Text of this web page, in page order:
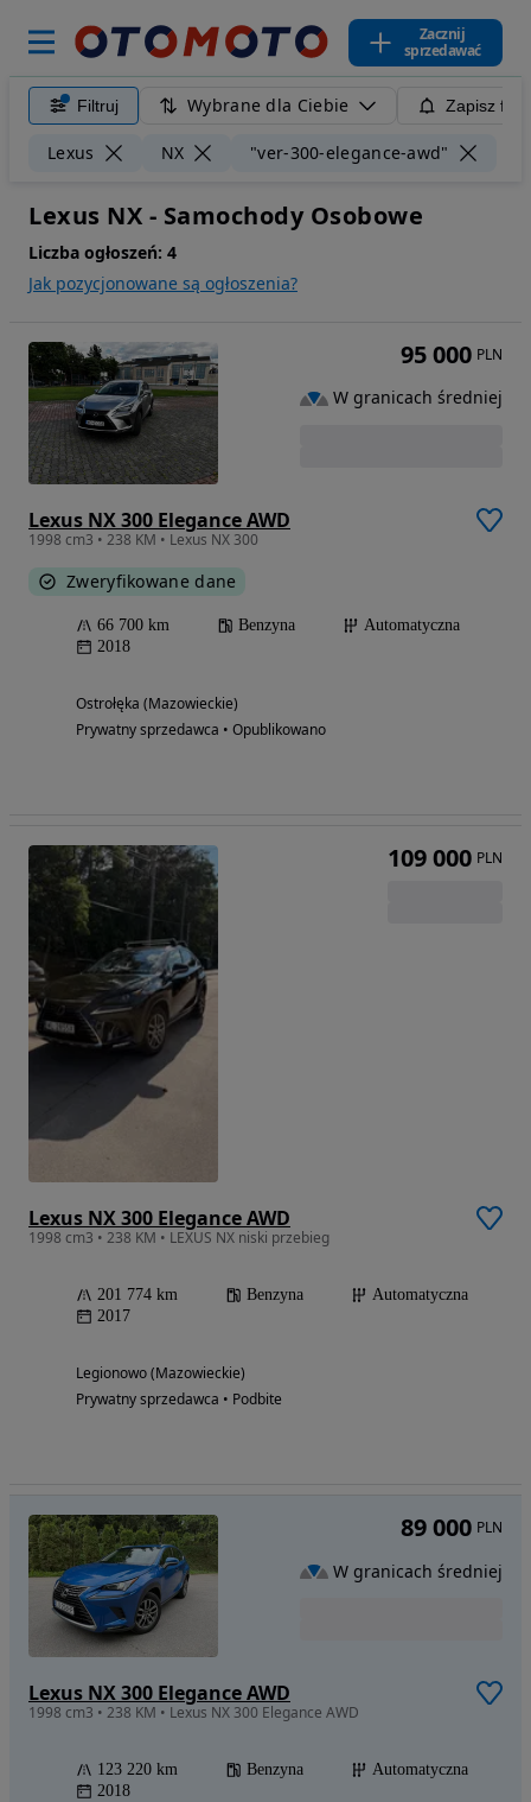
Zacznij
sprzedawać
Filtruj Wybrane dla Ciebie Zapisz
Lexus NX "ver-300-elegance-awd"
Lexus NX - Samochody Osobowe
Liczba ogłoszeń: 4
Jak pozycjonowane są ogłoszenia?
Lexus NX 300 Elegance AWD
1998 cm3 • 238 KM • Lexus NX 300
Zweryfikowane dane
66 700 km Benzyna
Automatyczna
2018
Ostrołęka (Mazowieckie)
Prywatny sprzedawca • Opublikowano
95 000 PLN
W granicach średniej
Lexus NX 300 Elegance AWD
1998 cm3 • 238 KM • LEXUS NX niski przebieg
201 774 km Benzyna
Automatyczna
2017
Legionowo (Mazowieckie)
Prywatny sprzedawca • Podbite
109 000 PLN
Lexus NX 300 Elegance AWD
1998 cm3 • 238 KM • Lexus NX 300 Elegance AWD
123 220 km Benzyna
Automatyczna
2018
89 000 PLN
W granicach średniej